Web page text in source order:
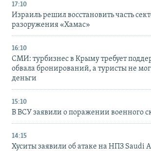
17:10
Израиль решил восстановить часть
разоружения «Хамас»
16:10
СМИ: турбизнес в Крыму требует
обвала бронирований, а туристы не
деньги
15:10
В ВСУ заявили о поражении военного
14:15
Хуситы заявили об атаке на НПЗ Saudi